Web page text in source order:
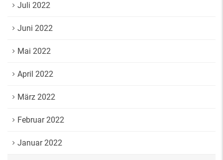
Juli 2022
Juni 2022
Mai 2022
April 2022
März 2022
Februar 2022
Januar 2022